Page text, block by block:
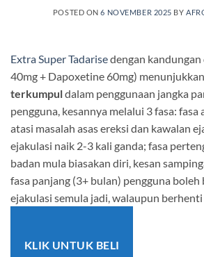
POSTED ON6 NOVEMBER 2025 BY
Extra Super Tadarisedengan
40mg + Dapoxetine 60mg) menunjukkan
terkumpuldalam penggunaan jangka
pengguna, kesannya melalui 3 fasa: fasa
atasi masalah asas ereksi dan kawalan
ejakulasi naik 2-3 kali ganda; fasa
badan mula biasakan diri, kesan
fasa panjang (3+ bulan) pengguna
ejakulasi semula jadi, walaupun
KLIK UNTUK BELI